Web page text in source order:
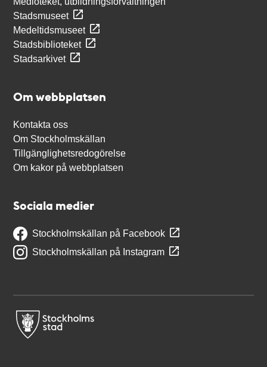
Stadsmuseet
Medeltidsmuseet
Stadsbiblioteket
Stadsarkivet
Om webbplatsen
Kontakta oss
Om Stockholmskällan
Tillgänglighetsredogörelse
Om kakor på webbplatsen
Sociala medier
Stockholmskällan på Facebook
Stockholmskällan på Instagram